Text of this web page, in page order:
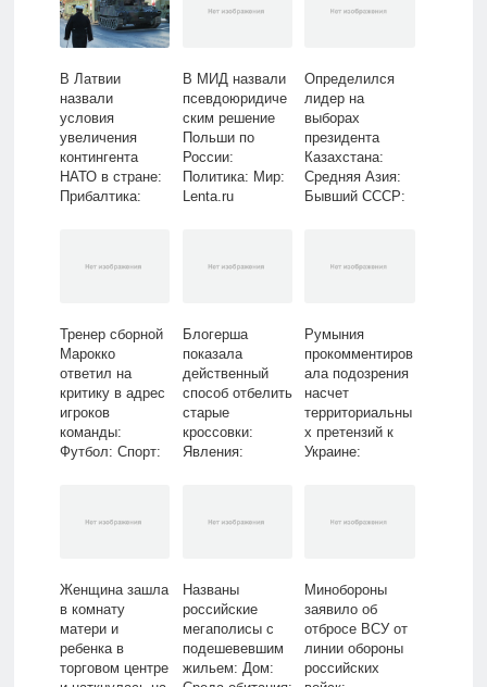
В Латвии
назвали
условия
увеличения
контингента
НАТО в стране:
Прибалтика:
В МИД назвали
псевдоюридиче
ским решение
Польши по
России:
Политика: Мир:
Lenta.ru
Определился
лидер на
выборах
президента
Казахстана:
Средняя Азия:
Бывший СССР:
Тренер сборной
Марокко
ответил на
критику в адрес
игроков
команды:
Футбол: Спорт:
Блогерша
показала
действенный
способ отбелить
старые
кроссовки:
Явления:
Румыния
прокомментиров
ала подозрения
насчет
территориальны
х претензий к
Украине:
Женщина зашла
в комнату
матери и
ребенка в
торговом центре
Названы
российские
мегаполисы с
подешевевшим
жильем: Дом:
Минобороны
заявило об
отбросе ВСУ от
линии обороны
российских